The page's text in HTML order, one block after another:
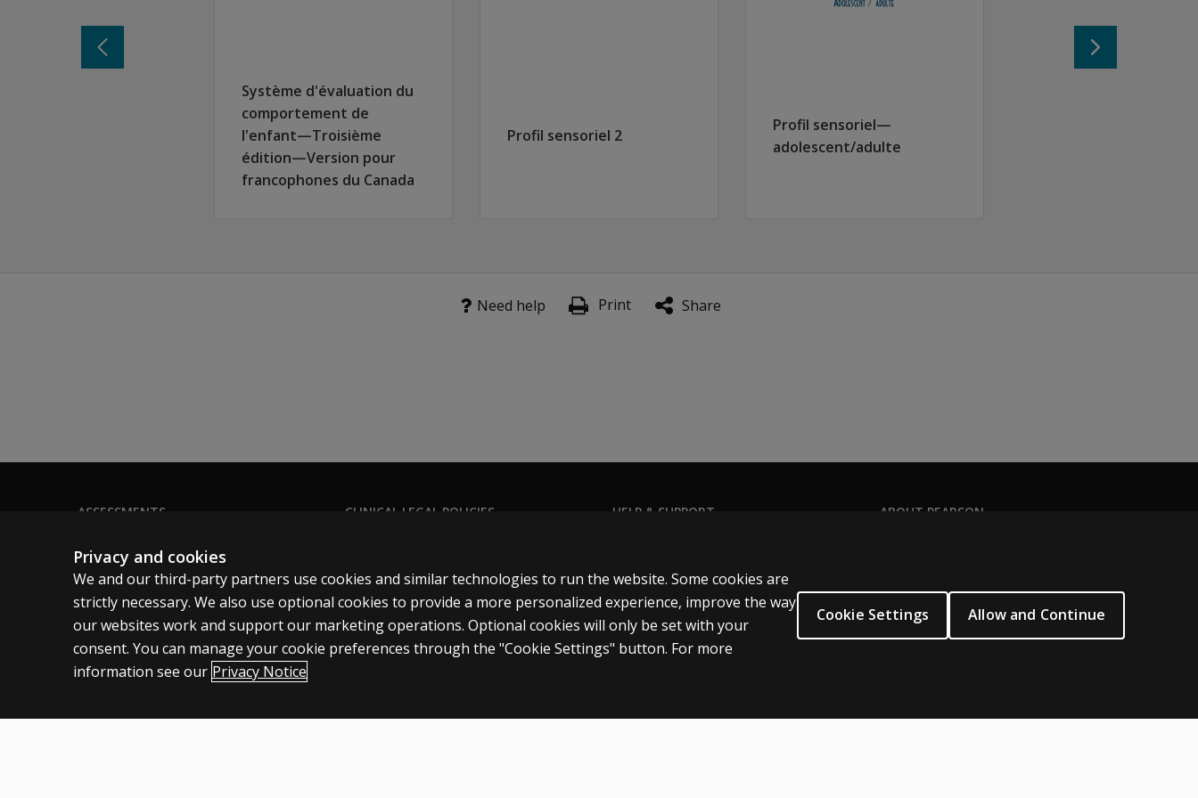
Système d'évaluation du
comportement de
l'enfant—Troisième
édition—Version pour
francophones du Canada
Profil sensoriel 2
Profil sensoriel—
adolescent/adulte
Need help Print Share
ASSESSMENTS
Digital solutions
Featured topics
CLINICAL LEGAL POLICIES
Permissions & licensing
Terms of sale & use
Legal policies
HELP & SUPPORT
Order status
Help articles
Product platform logins
ABOUT PEARSON
About us
Sitemap
Privacy and cookies
We and our third-party partners use cookies and similar technologies to run the website. Some cookies are
strictly necessary. We also use optional cookies to provide a more personalized experience, improve the way
our websites work and support our marketing operations. Optional cookies will only be set with your
consent. You can manage your cookie preferences through the "Cookie Settings" button. For more
information see our Privacy Notice
Cookie Settings Allow and Continue